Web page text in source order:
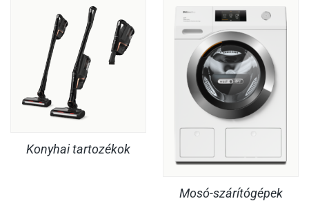
Konyhai tartozékok
Mosó-szárítógépek